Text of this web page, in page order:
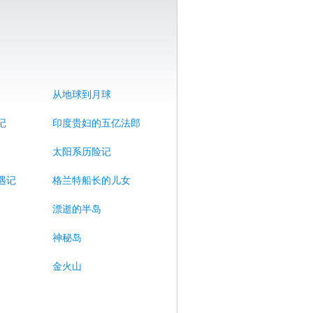
从地球到月球
印度贵妇的五亿法郎
太阳系历险记
记 格兰特船长的儿女
漂逝的半岛
神秘岛
金火山